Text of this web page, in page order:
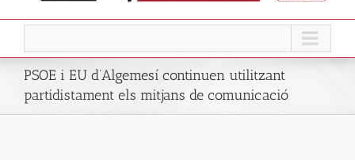
PSOE i EU d’Algemesí continuen utilitzant
partidistament els mitjans de comunicació